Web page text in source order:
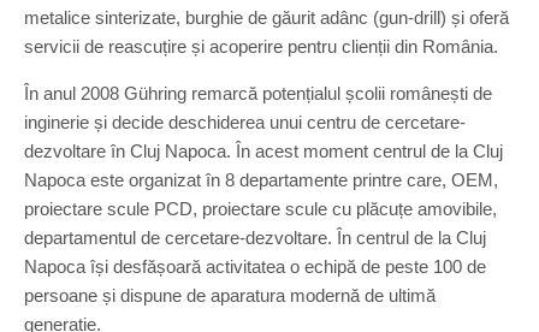
metalice sinterizate, burghie de găurit adânc (gun-drill) și oferă
servicii de reascuțire și acoperire pentru clienții din România.
În anul 2008 Gühring remarcă potențialul școlii românești de
inginerie și decide deschiderea unui centru de cercetare-
dezvoltare în Cluj Napoca. În acest moment centrul de la Cluj
Napoca este organizat în 8 departamente printre care, OEM,
proiectare scule PCD, proiectare scule cu plăcuțe amovibile,
departamentul de cercetare-dezvoltare. În centrul de la Cluj
Napoca își desfășoară activitatea o echipă de peste 100 de
persoane și dispune de aparatura modernă de ultimă
generație.